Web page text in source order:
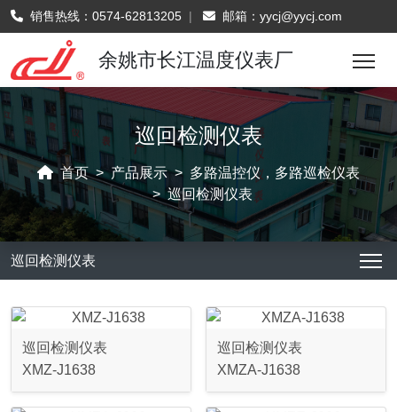
销售热线： 0574-62813205 | 邮箱： yycj@yycj.com
余姚市长江温度仪表厂
巡回检测仪表
首页 产品展示
多路温控仪，多路巡检仪表
巡回检测仪表
巡回检测仪表
巡回检测仪表
XMZ-J1638
巡回检测仪表
XMZA-J1638